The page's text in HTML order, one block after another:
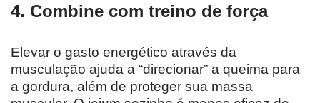
4. Combine com treino de força
Elevar o gasto energético através da
musculação ajuda a “direcionar” a queima para
a gordura, além de proteger sua massa